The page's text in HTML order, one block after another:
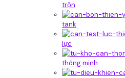
trộn
tank
lực
thông minh